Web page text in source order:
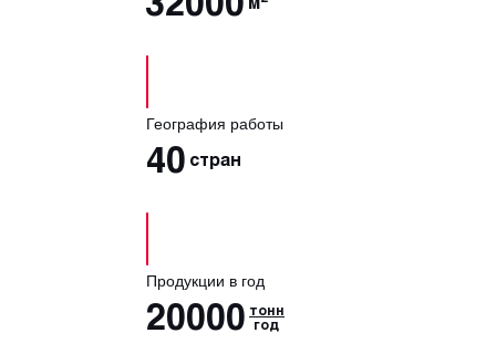
География работы
40 стран
Продукции в год
20000 тонн
год